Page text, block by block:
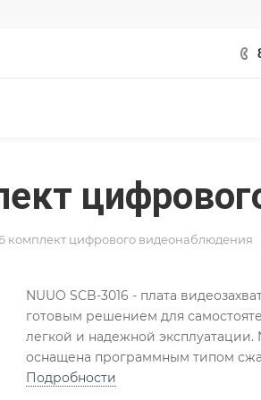
комплект цифрового видеонаблюдения
NUUO SCB-3016 - плата
готовым решением для
легкой и надежной эксплуатации.
оснащена программным типом
экспорта видеоизображения,
Подробности